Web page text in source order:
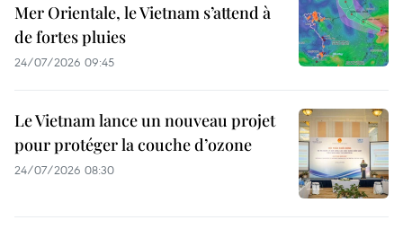
Mer Orientale, le Vietnam s’attend à
de fortes pluies
24/07/2026 09:45
Le Vietnam lance un nouveau projet
pour protéger la couche d’ozone
24/07/2026 08:30